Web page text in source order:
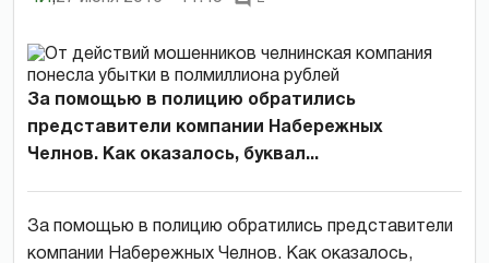
За помощью в полицию обратились
представители компании Набережных
Челнов. Как оказалось, буквал...
За помощью в полицию обратились представители
компании Набережных Челнов. Как оказалось,